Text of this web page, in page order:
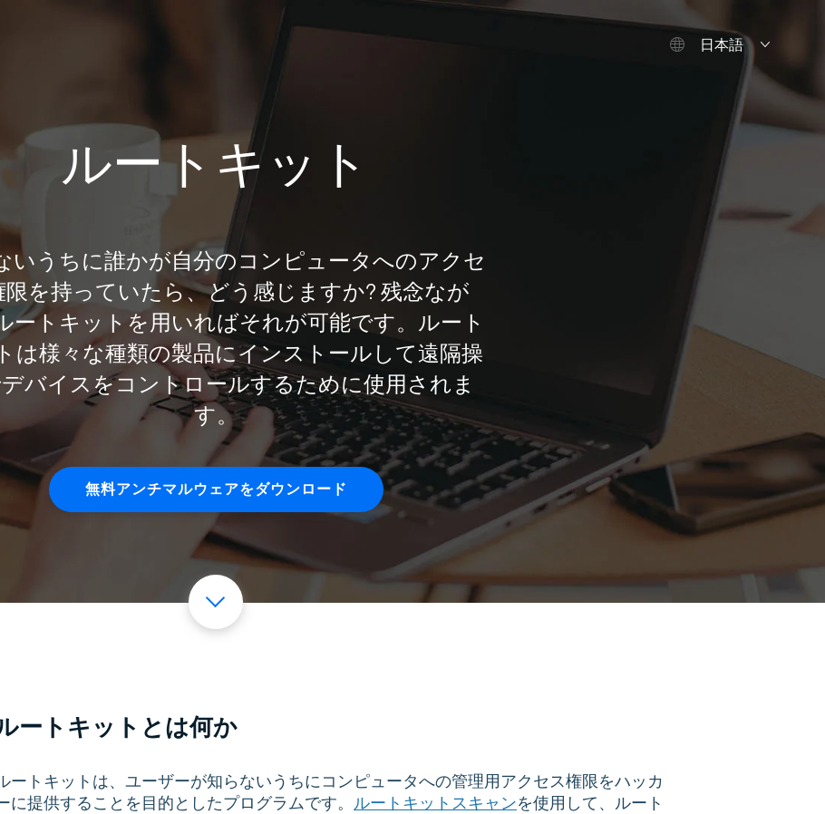
日本語
ルートキット
いうちに誰かが自分のコンピュータへのアクセ
限を持っていたら、どう感じますか? 残念なが
ートキットを用いればそれが可能です。ルート
は様々な種類の製品にインストールして遠隔操
バイスをコントロールするために使用されま
す。
無料アンチマルウェアをダウンロード
ートキットとは何か
ートキットは、ユーザーが知らないうちにコンピュータへの管理用アクセス権限をハッカ
に提供することを目的としたプログラムです。 ルートキットスキャンを使用して、ルート